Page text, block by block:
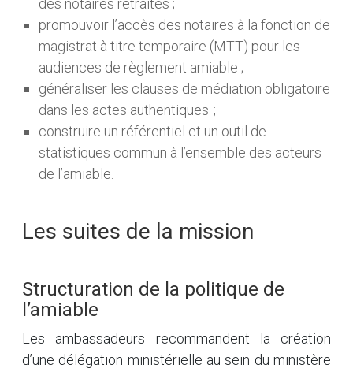
des notaires retraités ;
promouvoir l’accès des notaires à la fonction de
magistrat à titre temporaire (MTT) pour les
audiences de règlement amiable ;
généraliser les clauses de médiation obligatoire
dans les actes authentiques ;
construire un référentiel et un outil de
statistiques commun à l’ensemble des acteurs
de l’amiable.
Les suites de la mission
Structuration de la politique de
l’amiable
Les ambassadeurs recommandent la création
d’une délégation ministérielle au sein du ministère